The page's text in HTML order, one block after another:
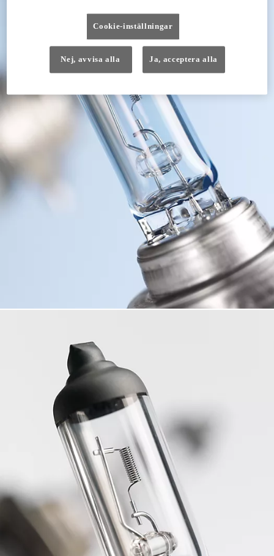
Cookie-inställningar
Nej, avvisa alla Ja, acceptera alla